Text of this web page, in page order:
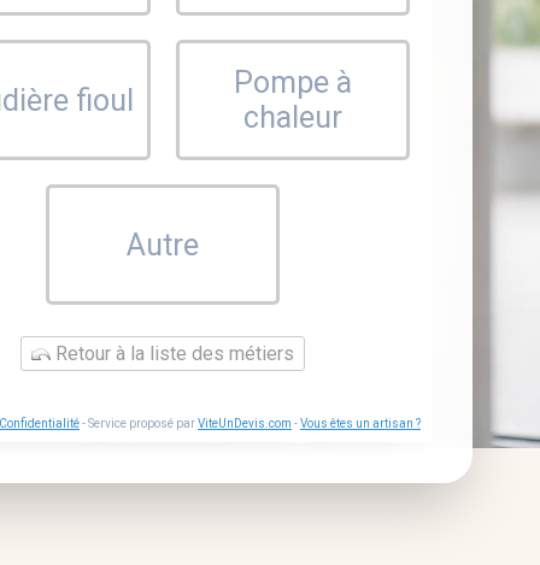
fioul
Pompe à
chaleur
Autre
Retour à la liste des métiers
Confidentialité- Service proposé parViteUnDevis.com -Vous êtes un artisan ?